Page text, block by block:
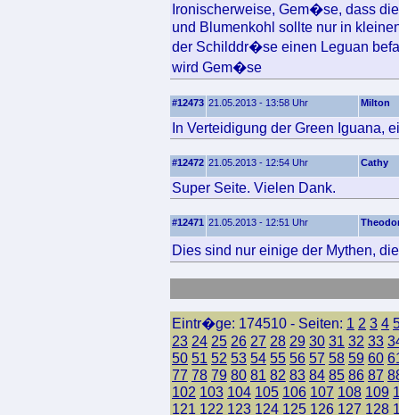
Ironischerweise, Gem�se, dass
und Blumenkohl sollte nur in
der Schilddr�se einen Leguan
wird Gem�se
#12473 21.05.2013 - 13:58 Uhr Milton
In Verteidigung der Green Iguana,
#12472 21.05.2013 - 12:54 Uhr Cathy
Super Seite. Vielen Dank.
#12471 21.05.2013 - 12:51 Uhr
Dies sind nur einige der Mythen,
Eintr�ge: 174510 - Seiten: 1 2 3 4
23 24 25 26 27 28 29 30 31 32 33
50 51 52 53 54 55 56 57 58 59 60
77 78 79 80 81 82 83 84 85 86 87
102 103 104 105 106 107 108 109
121 122 123 124 125 126 127 128